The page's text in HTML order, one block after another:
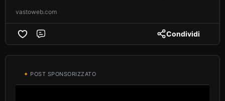
vastoweb.com
Condividi
✦ POST SPONSORIZZATO